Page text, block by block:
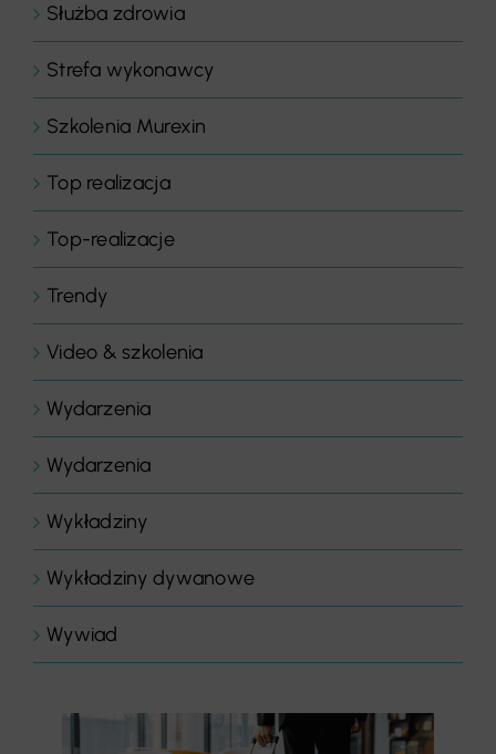
Służba zdrowia
Strefa wykonawcy
Szkolenia Murexin
Top realizacja
Top-realizacje
Trendy
Video & szkolenia
Wydarzenia
Wydarzenia
Wykładziny
Wykładziny dywanowe
Wywiad